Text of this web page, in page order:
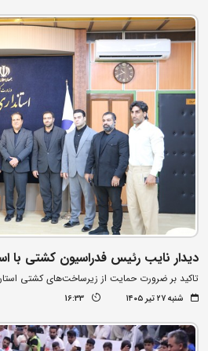
دیدار نایب رئیس فدراسیون کشتی با
تاکید بر ضرورت حمایت از زیرساخت‌های کشتی
شنبه ۲۷ تیر ۱۴۰۵ 16:33